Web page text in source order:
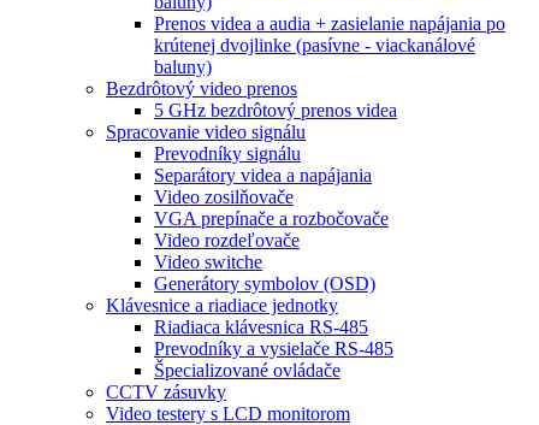
Prenos videa a audia + zasielanie napájania po
krútenej dvojlinke (pasívne - viackanálové
baluny)
Bezdrôtový video prenos
5 GHz bezdrôtový prenos videa
Spracovanie video signálu
Prevodníky signálu
Separátory videa a napájania
Video zosilňovače
VGA prepínače a rozbočovače
Video rozdeľovače
Video switche
Generátory symbolov (OSD)
Klávesnice a riadiace jednotky
Riadiaca klávesnica RS-485
Prevodníky a vysielače RS-485
Špecializované ovládače
CCTV zásuvky
Video testery s LCD monitorom